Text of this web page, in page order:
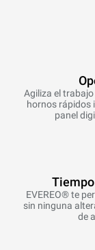
Agiliza el
hornos rápidos
panel
EVEREO® te
sin ninguna
de